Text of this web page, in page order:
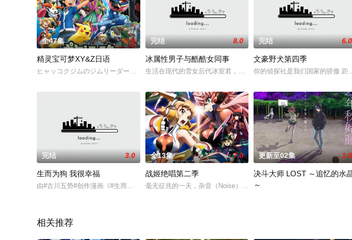
全47集 3.0
精灵宝可梦XY&Z日语
ヒャッコクジムのジムリーダー・ゴジカに勝利し、7つ目のジムバッジを入手したサトシ達は8つ目のポケ
完结 8.0
冰属性男子与酷酷女同事
生活在现代的雪女后代冰室君，是个一有情绪波动，就会引发暴风雪
完结 6.0
文豪野犬第四季
你的侦探社是我们国家的骄傲 距
完结 3.0
生而为狗 我很幸福
由#古川五势#创作漫画《#生而为狗我很幸福#》宣布动画化决定！将于2023年播出！
全13集 7.0
战姬绝唱第二季
毫无征兆的一天，杂音（Noise）突然袭来，与以往专注攻击人类相
更新至02集 1.0
决斗大师 LOST ～追忆的水
～
相关推荐